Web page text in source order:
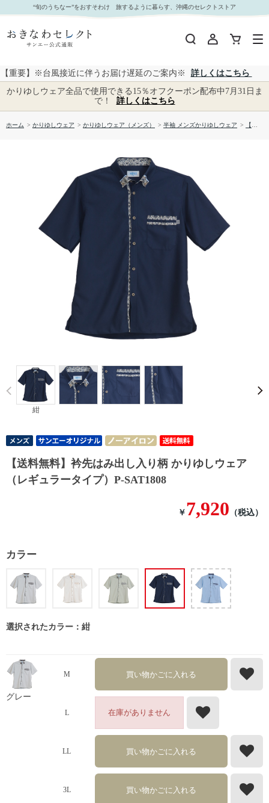
【送料無料】衿先はみ出し入り柄 かりゆしウェア（レギュラータイプ）P-SAT1808｜おきなわ
セレクト サンエー公式通販
“旬のうちなー”をおすそわけ 旅するように暮らす、沖縄のセレクトストア
【重要】※台風接近に伴うお届け遅延のご案内※
詳しくはこちら
かりゆしウェア全品で使用できる15％オフクーポン配布中7月31日ま
で！
詳しくはこちら
ホーム > かりゆしウェア > かりゆしウェア（メンズ） > 半袖 メンズかりゆしウェア > 【送料無料】衿先はみ出し入り柄 かりゆしウェア（レギュラータイプ）P-SAT1808
紺
Prev
【送料無料】衿先はみ出し入り柄 かりゆしウェア
（レギュラータイプ）P-SAT1808
￥ 7,920 （税込）
カラー
選択されたカラー：紺
グレー
M 買い物かごに入れる
L 在庫がありません
LL 買い物かごに入れる
3L 買い物かごに入れる